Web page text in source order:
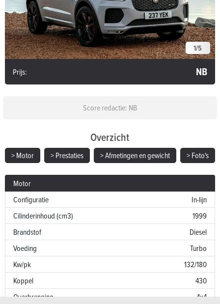
1/5
Prijs: NB
Score redactie: NB
Overzicht
> Motor > Prestaties > Afmetingen en gewicht > Foto's
Motor
Configuratie
In-lijn
Cilinderinhoud (cm3)
1999
Brandstof
Diesel
Voeding
Turbo
Kw/pk
132/180
Koppel
430
Overbrenging
4x4